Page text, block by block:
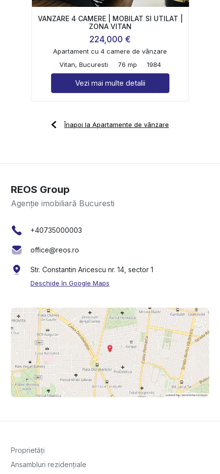
VANZARE 4 CAMERE | MOBILAT SI UTILAT |
ZONA VITAN
224,000 €
Apartament cu 4 camere de vânzare
Vitan, Bucuresti
76 mp 1984
Vezi mai multe detalii
Înapoi la Apartamente de vânzare
REOS Group
Agenție imobiliară Bucuresti
+40735000003
office@reos.ro
Str. Constantin Aricescu nr. 14, sector 1
Deschide în Google Maps
Proprietăți
Ansambluri rezidențiale